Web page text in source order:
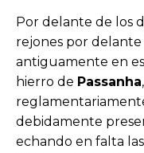
Por delante de los
rejones por delante
antiguamente en
hierro de Passanha
debidamente
echando en falta